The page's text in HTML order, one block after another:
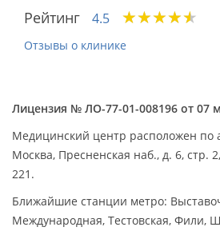
Рейтинг 4.5 ★★★★★
★★★★★
Отзывы о клинике
Лицензия № ЛО-77-01-008196 от 07
Медицинский центр расположен по
Москва, Пресненская наб., д. 6, стр.
221.
Ближайшие станции метро:
Международная, Тестовская, Фили,